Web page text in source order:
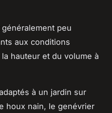
peu
aux conditions
hauteur et du volume à
à un jardin sur
houx nain, le genévrier